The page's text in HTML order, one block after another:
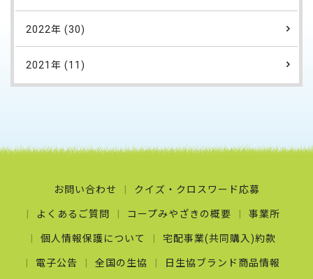
2022年 (30)
2021年 (11)
お問い合わせ クイズ・クロスワード応募
よくあるご質問 コープみやざきの概要 事業所
個人情報保護について 宅配事業(共同購入)約款
電子公告 全国の生協 日生協ブランド商品情報